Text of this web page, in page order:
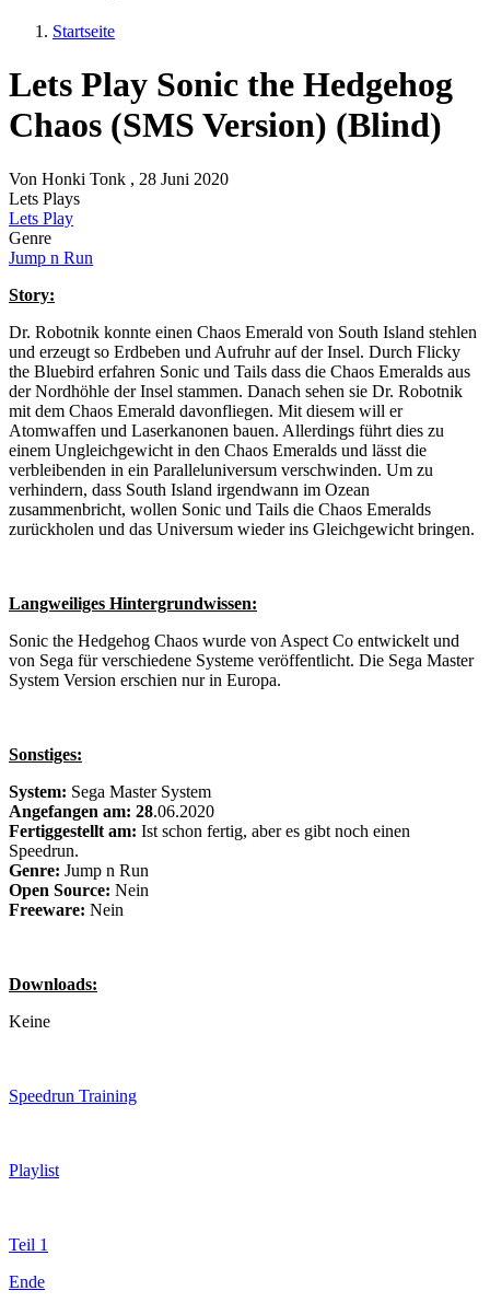
Startseite
Lets Play Sonic the Hedgehog
Chaos (SMS Version) (Blind)
Von Honki Tonk , 28 Juni 2020
Lets Plays
Lets Play
Genre
Jump n Run
Story:
Dr. Robotnik konnte einen Chaos Emerald von South Island stehlen
und erzeugt so Erdbeben und Aufruhr auf der Insel. Durch Flicky
the Bluebird erfahren Sonic und Tails dass die Chaos Emeralds aus
der Nordhöhle der Insel stammen. Danach sehen sie Dr. Robotnik
mit dem Chaos Emerald davonfliegen. Mit diesem will er
Atomwaffen und Laserkanonen bauen. Allerdings führt dies zu
einem Ungleichgewicht in den Chaos Emeralds und lässt die
verbleibenden in ein Paralleluniversum verschwinden. Um zu
verhindern, dass South Island irgendwann im Ozean
zusammenbricht, wollen Sonic und Tails die Chaos Emeralds
zurückholen und das Universum wieder ins Gleichgewicht bringen.
Langweiliges Hintergrundwissen:
Sonic the Hedgehog Chaos wurde von Aspect Co entwickelt und
von Sega für verschiedene Systeme veröffentlicht. Die Sega Master
System Version erschien nur in Europa.
Sonstiges:
System: Sega Master System
Angefangen am: 28.06.2020
Fertiggestellt am: Ist schon fertig, aber es gibt noch einen
Speedrun.
Genre: Jump n Run
Open Source: Nein
Freeware: Nein
Downloads:
Keine
Speedrun Training
Playlist
Teil 1
Ende